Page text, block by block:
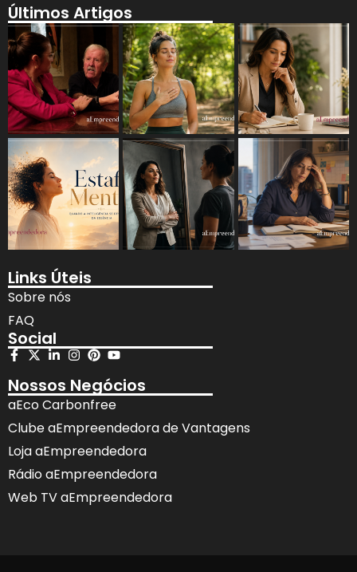
Últimos Artigos
Links Úteis
Sobre nós
FAQ
Social
Nossos Negócios
aEco Carbonfree
Clube aEmpreendedora de Vantagens
Loja aEmpreendedora
Rádio aEmpreendedora
Web TV aEmpreendedora